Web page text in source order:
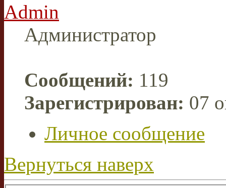
Admin
Администратор
Сообщений: 119
Зарегистрирован: 07
Личное сообщение
Вернуться наверх